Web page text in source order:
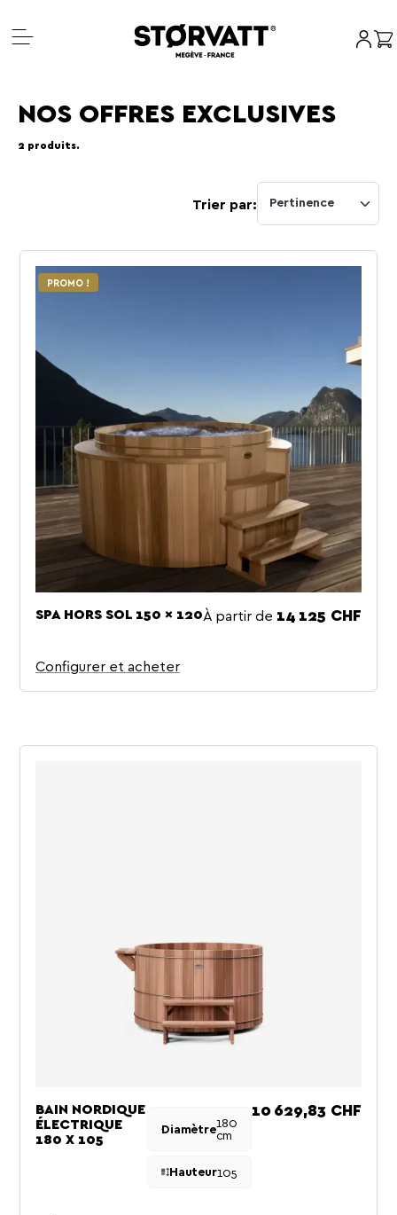
contenu
Mon
NOS OFFRES EXCLUSIVES
2 produits.
Trier par: Pertinence
PROMO !
SPA HORS SOL 150 × 120Prix
À partir de 14 125 CHF
Configurer et acheter
BAIN NORDIQUE
ÉLECTRIQUE
180 X 105
Diamètre180
cm
Hauteur105
Prix
10 629,83 CHF